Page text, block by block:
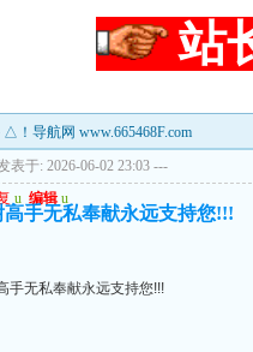
站
！导航网 www.665468F.com
表于: 2026-06-02 23:03 ---
u 编辑 u
高手无私奉献永远支持您!!!
手无私奉献永远支持您!!!